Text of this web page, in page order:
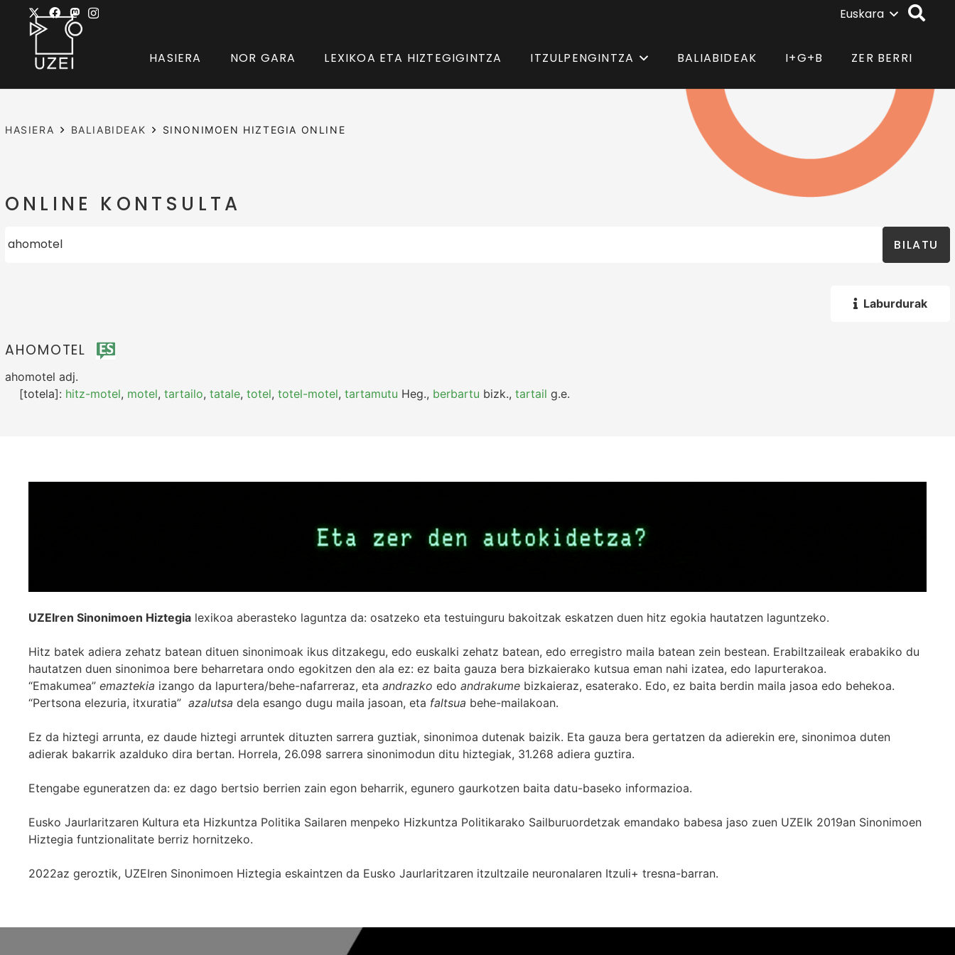
Euskara
HASIERA NOR GARA LEXIKOA ETA HIZTEGIGINTZA ITZULPENGINTZA BALIABIDEAK I+G+B ZER BERRI
HASIERA BALIABIDEAK SINONIMOEN HIZTEGIA ONLINE
ONLINE KONTSULTA
BILATU
Laburdurak
AHOMOTEL
ahomotel adj.
[totela]: hitz-motel, motel, tartailo, tatale, totel, totel-motel, tartamutu Heg., berbartu bizk., tartail g.e.
UZEIren Sinonimoen Hiztegia lexikoa aberasteko laguntza da: osatzeko eta testuinguru bakoitzak eskatzen duen hitz egokia hautatzen laguntzeko.
Hitz batek adiera zehatz batean dituen sinonimoak ikus ditzakegu, edo euskalki zehatz batean, edo erregistro maila batean zein bestean. Erabiltzaileak erabakiko du
hautatzen duen sinonimoa bere beharretara ondo egokitzen den ala ez: ez baita gauza bera bizkaierako kutsua eman nahi izatea, edo lapurterakoa.
“Emakumea” emaztekia izango da lapurtera/behe-nafarreraz, eta andrazko edo andrakume bizkaieraz, esaterako. Edo, ez baita berdin maila jasoa edo behekoa.
“Pertsona elezuria, itxuratia” azalutsa dela esango dugu maila jasoan, eta faltsua behe-mailakoan.
Ez da hiztegi arrunta, ez daude hiztegi arruntek dituzten sarrera guztiak, sinonimoa dutenak baizik. Eta gauza bera gertatzen da adierekin ere, sinonimoa duten
adierak bakarrik azalduko dira bertan. Horrela, 26.098 sarrera sinonimodun ditu hiztegiak, 31.268 adiera guztira.
Etengabe eguneratzen da: ez dago bertsio berrien zain egon beharrik, egunero gaurkotzen baita datu-baseko informazioa.
Eusko Jaurlaritzaren Kultura eta Hizkuntza Politika Sailaren menpeko Hizkuntza Politikarako Sailburuordetzak emandako babesa jaso zuen UZEIk 2019an Sinonimoen
Hiztegia funtzionalitate berriz hornitzeko.
2022az geroztik, UZEIren Sinonimoen Hiztegia eskaintzen da Eusko Jaurlaritzaren itzultzaile neuronalaren Itzuli+ tresna-barran.